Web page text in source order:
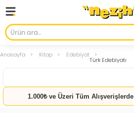
Anasayfa Kitap Edebiyat
Türk Edebiyatı
1.000₺ ve Üzeri Tüm Alışverişlerde